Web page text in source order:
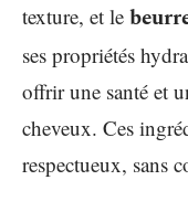
texture, et le
ses propriétés
offrir une santé et
cheveux. Ces
respectueux, sans